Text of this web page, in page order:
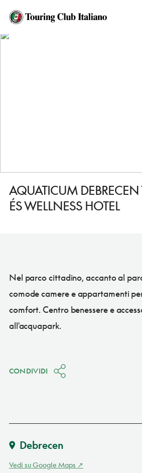
HOME
AQUATICUM DEBRECEN TERMÁL ÉS WELLNESS
AQUATICUM DEBRECEN
ÉS WELLNESS HOTEL
Nel parco cittadino, accanto al
comode camere e appartamenti
comfort. Centro benessere e
all'acquapark.
CONDIVIDI
Debrecen
Vedi su Google Maps